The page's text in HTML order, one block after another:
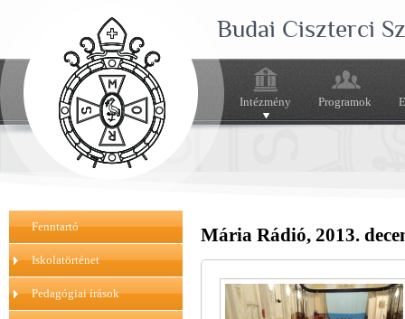
Budai Ciszterci
Intézmény Programok
Fenntartó
Iskolatörténet
Pedagógiai írások
Mária Rádió, 2013.